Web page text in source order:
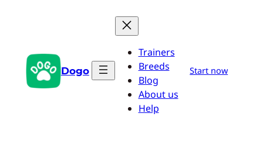
Dogo
Trainers
Breeds
Blog
About us
Help
Start now